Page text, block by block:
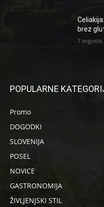
brez
7
POPULARNE
Promo
DOGODKI
SLOVENIJA
POSEL
NOVICE
GASTRONOMIJA
ŽIVLJENJSKI STIL